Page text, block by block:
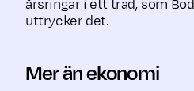
årsringar i ett träd, som
uttrycker det.
Mer än ekonomi